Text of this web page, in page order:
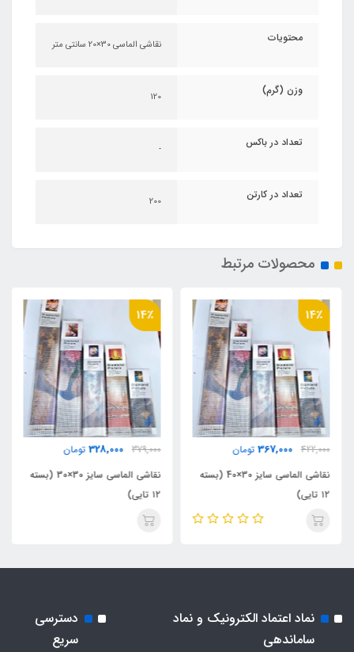
محتویات نقاشی الماسی 30×20 سانتی متر
وزن (گرم) 120
تعداد در باکس -
تعداد در کارتن 200
محصولات مرتبط
14٪
422,000
367,000 تومان
نقاشی الماسی سایز 30×40 (بسته
۱۲ تایی)
14٪
379,000
328,000 تومان
نقاشی الماسی سایز 30×30 (بسته
۱۲ تایی)
نماد اعتماد الکترونیک و نماد
ساماندهی
دسترسی
سریع